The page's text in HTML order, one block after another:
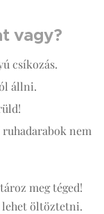
vagy?
csíkozás.
állni.
nem
meg téged!
lehet öltöztetni.